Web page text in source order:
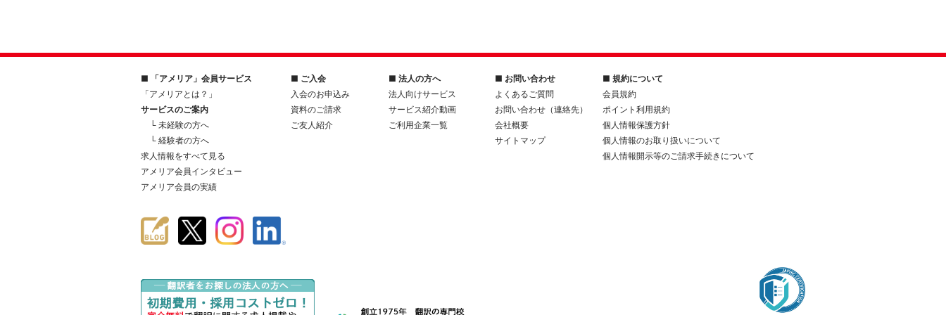
■ 「アメリア」会員サービス
「アメリアとは？」
サービスのご案内
└ 未経験の方へ
└ 経験者の方へ
求人情報をすべて見る
アメリア会員インタビュー
アメリア会員の実績
■ ご入会
入会のお申込み
資料のご請求
ご友人紹介
■ 法人の方へ
法人向けサービス
サービス紹介動画
ご利用企業一覧
■ お問い合わせ
よくあるご質問
お問い合わせ（連絡先）
会社概要
サイトマップ
■ 規約について
会員規約
ポイント利用規約
個人情報保護方針
個人情報のお取り扱いについて
個人情報開示等のご請求手続きについて